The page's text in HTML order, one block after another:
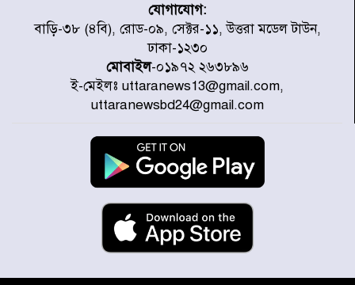
প্রত্যেক অপরাধীর বিচার এ দেশেই
হবে, সে যত শক্তিশালীই হোক না কেন,
চট্টগ্রামে জুলাই গণঅভ্যুত্থান দিবসে
প্রতিমন্ত্রী মীর হেলাল
আগামী ৫ দিন বৃষ্টির আভাস
হাসিনার বক্তব্য প্রচারে ভারতের সমর্থন
জুলাই গণঅভ্যুত্থানে আহত যোদ্ধা
মিতুর খোঁজ নিলেন প্রধানমন্ত্রী
যোগাযোগ:
বাড়ি-৩৮ (৪বি), রোড-০৯, সেক্টর-১১, উত্তরা মডেল টাউন,
ঢাকা-১২৩০
মোবাইল-০১৯৭২ ২৬৩৮৯৬
ই-মেইলঃ uttaranews13@gmail.com,
uttaranewsbd24@gmail.com